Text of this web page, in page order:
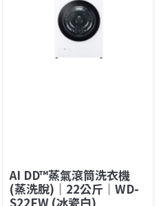
AI DD™蒸氣滾筒洗衣機
(蒸洗脫)｜22公斤｜WD-
S22FW (冰瓷白)